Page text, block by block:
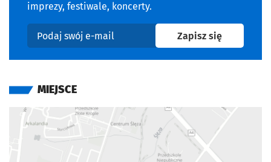
imprezy, festiwale, koncerty.
Podaj swój e-mail
Zapisz sięna
MIEJSCE